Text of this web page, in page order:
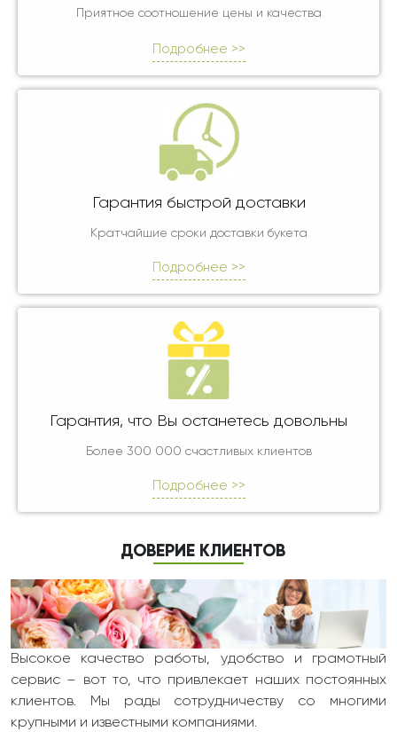
Приятное соотношение цены и качества
Подробнее >>
Гарантия быстрой доставки
Кратчайшие сроки доставки букета
Подробнее >>
Гарантия, что Вы останетесь довольны
Более 300 000 счастливых клиентов
Подробнее >>
ДОВЕРИЕ КЛИЕНТОВ
Высокое качество работы, удобство и грамотный
сервис – вот то, что привлекает наших постоянных
клиентов. Мы рады сотрудничеству со многими
крупными и известными компаниями.